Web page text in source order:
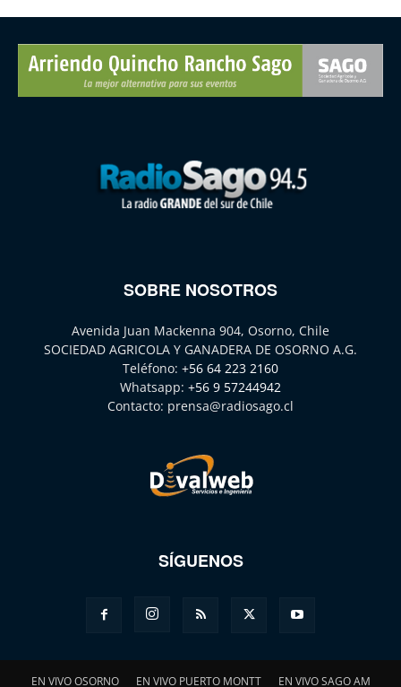
SOBRE NOSOTROS
Avenida Juan Mackenna 904, Osorno, Chile
SOCIEDAD AGRICOLA Y GANADERA DE OSORNO A.G.
Teléfono: +56 64 223 2160
Whatsapp: +56 9 57244942
Contacto: prensa@radiosago.cl
SÍGUENOS
EN VIVO OSORNO EN VIVO PUERTO MONTT EN VIVO SAGO AM